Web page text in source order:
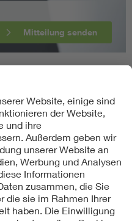
Mitteilung senden